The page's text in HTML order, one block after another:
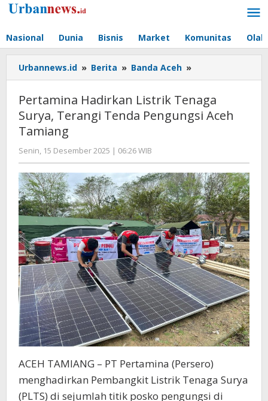
Lewati
Nasional Dunia Bisnis Market Komunitas
Urbannews.id » Berita » Banda Aceh »
Hadirkan
Tenaga
Surya,
Aceh
Tamiang
Pertamina Hadirkan Listrik Tenaga
Surya, Terangi Tenda Pengungsi Aceh
Tamiang
Senin, 15 Desember 2025 | 06:26 WIB
Editor
ACEH TAMIANG – PT Pertamina (Persero)
menghadirkan Pembangkit Listrik Tenaga Surya
(PLTS) di sejumlah titik posko pengungsi di